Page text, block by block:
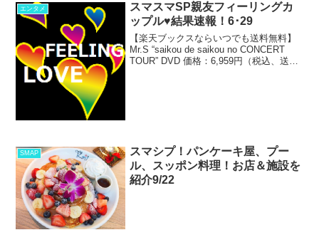
エンタメ
スマスマSP親友フィーリングカ
ップル♥結果速報！6･29
【楽天ブックスならいつでも送料無料】
Mr.S “saikou de saikou no CONCERT
TOUR” DVD 価格：6,959円（税込、送料
SMAP
スマシプ！パンケーキ屋、プー
ル、スッポン料理！お店＆施設を
紹介9/22